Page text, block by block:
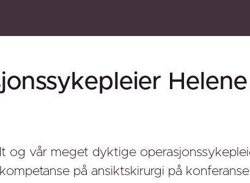
og vår meget dyktige
på ansiktskirurgi på